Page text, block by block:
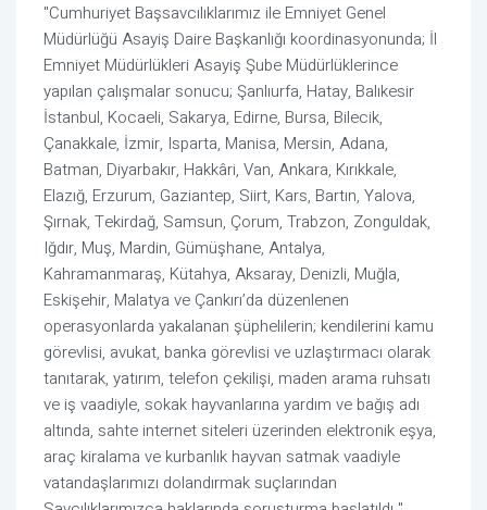
"Cumhuriyet Başsavcılıklarımız ile Emniyet Genel
Müdürlüğü Asayiş Daire Başkanlığı koordinasyonunda; İl
Emniyet Müdürlükleri Asayiş Şube Müdürlüklerince
yapılan çalışmalar sonucu; Şanlıurfa, Hatay, Balıkesir
İstanbul, Kocaeli, Sakarya, Edirne, Bursa, Bilecik,
Çanakkale, İzmir, Isparta, Manisa, Mersin, Adana,
Batman, Diyarbakır, Hakkâri, Van, Ankara, Kırıkkale,
Elazığ, Erzurum, Gaziantep, Siirt, Kars, Bartın, Yalova,
Şırnak, Tekirdağ, Samsun, Çorum, Trabzon, Zonguldak,
Iğdır, Muş, Mardin, Gümüşhane, Antalya,
Kahramanmaraş, Kütahya, Aksaray, Denizli, Muğla,
Eskişehir, Malatya ve Çankırı’da düzenlenen
operasyonlarda yakalanan şüphelilerin; kendilerini kamu
görevlisi, avukat, banka görevlisi ve uzlaştırmacı olarak
tanıtarak, yatırım, telefon çekilişi, maden arama ruhsatı
ve iş vaadiyle, sokak hayvanlarına yardım ve bağış adı
altında, sahte internet siteleri üzerinden elektronik eşya,
araç kiralama ve kurbanlık hayvan satmak vaadiyle
vatandaşlarımızı dolandırmak suçlarından